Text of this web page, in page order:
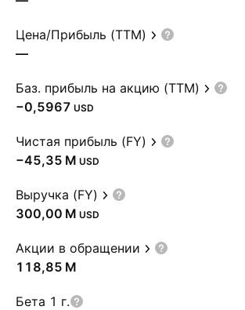
Цена/Прибыль (TTM)
—
Баз. прибыль на акцию (TTM)
−0,5967 USD
Чистая прибыль (FY)
‪−45,35 M‬ USD
Выручка (FY)
‪300,00 M‬ USD
Акции в обращении
‪118,85 M‬
Бета 1 г.